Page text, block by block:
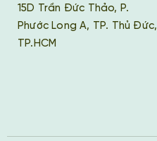
15D Trần Đức Thảo, P.
Phước Long A, TP. Thủ Đức,
TP.HCM